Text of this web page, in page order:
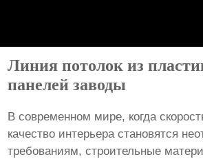
Линия потолок из
панелей заводы
В современном мире, когда
качество интерьера становятся
требованиям, строительные